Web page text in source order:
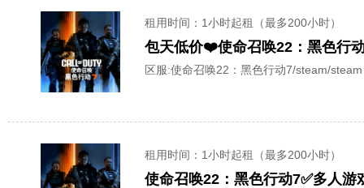
租用时间 ：1小时起租（最多200小时）
包天低价❤️使命召唤22：黑色行
区服:使命召唤22：黑色行动7/steam/steam
租用时间 ：1小时起租（最多200小时）
使命召唤22：黑色行动7✅多人游